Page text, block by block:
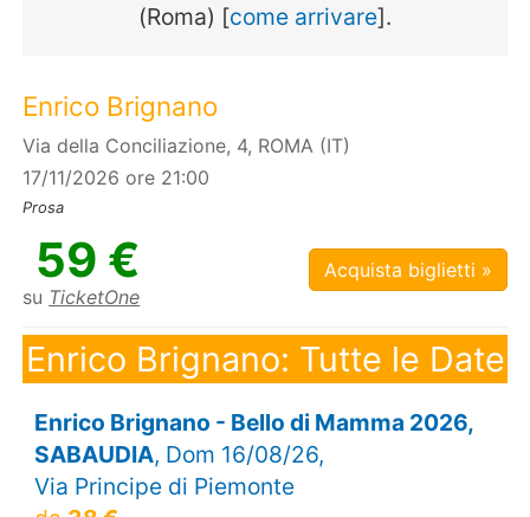
(Roma) [come arrivare].
Enrico Brignano
Via della Conciliazione, 4, ROMA (IT)
17/11/2026 ore 21:00
Prosa
59 €
su TicketOne
Acquista biglietti »
Enrico Brignano: Tutte le Date
Enrico Brignano - Bello di Mamma 2026,
SABAUDIA, Dom 16/08/26,
Via Principe di Piemonte